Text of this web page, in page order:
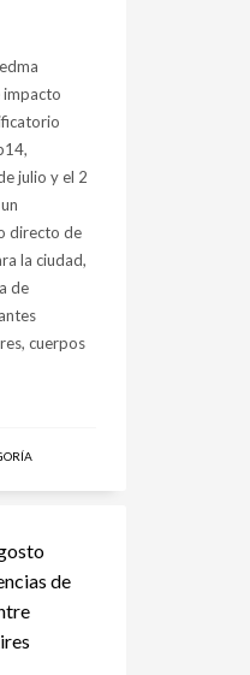
impacto
julio y el 2
directo de
la ciudad,
de
cuerpos
de